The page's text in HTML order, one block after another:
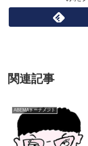
関連記事
ABEMAトーナメント